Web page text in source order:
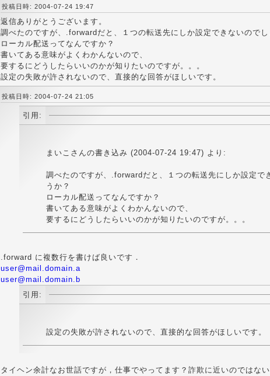
投稿日時: 2004-07-24 19:47
返信ありがとうございます。
調べたのですが、.forwardだと、１つの転送先にしか設定できないのでし
ローカル配送ってなんですか？
書いてある意味がよくわかんないので、
要するにどうしたらいいのかが知りたいのですが。。。
設定の失敗が許されないので、直接的な回答がほしいです。
投稿日時: 2004-07-24 21:05
引用:
まいこさんの書き込み (2004-07-24 19:47) より:
調べたのですが、.forwardだと、１つの転送先にしか設定で
うか？
ローカル配送ってなんですか？
書いてある意味がよくわかんないので、
要するにどうしたらいいのかが知りたいのですが。。。
.forward に複数行を書けば良いです．
user@mail.domain.a
user@mail.domain.b
引用:
設定の失敗が許されないので、直接的な回答がほしいです。
タイヘン余計なお世話ですが，仕事でやってます？詐欺に近いのではな